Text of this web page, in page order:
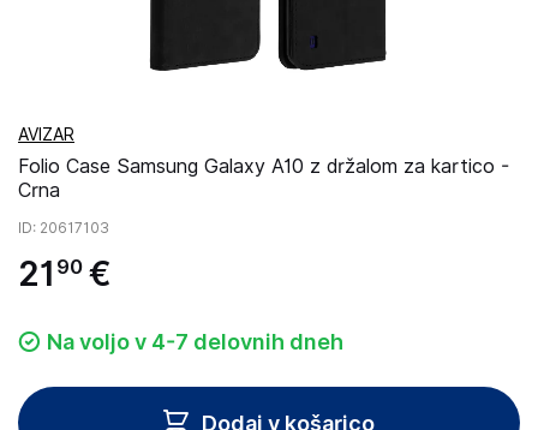
AVIZAR
Folio Case Samsung Galaxy A10 z držalom za kartico -
Crna
ID: 20617103
21 90 €
Na voljo v 4-7 delovnih dneh
Dodaj v košarico